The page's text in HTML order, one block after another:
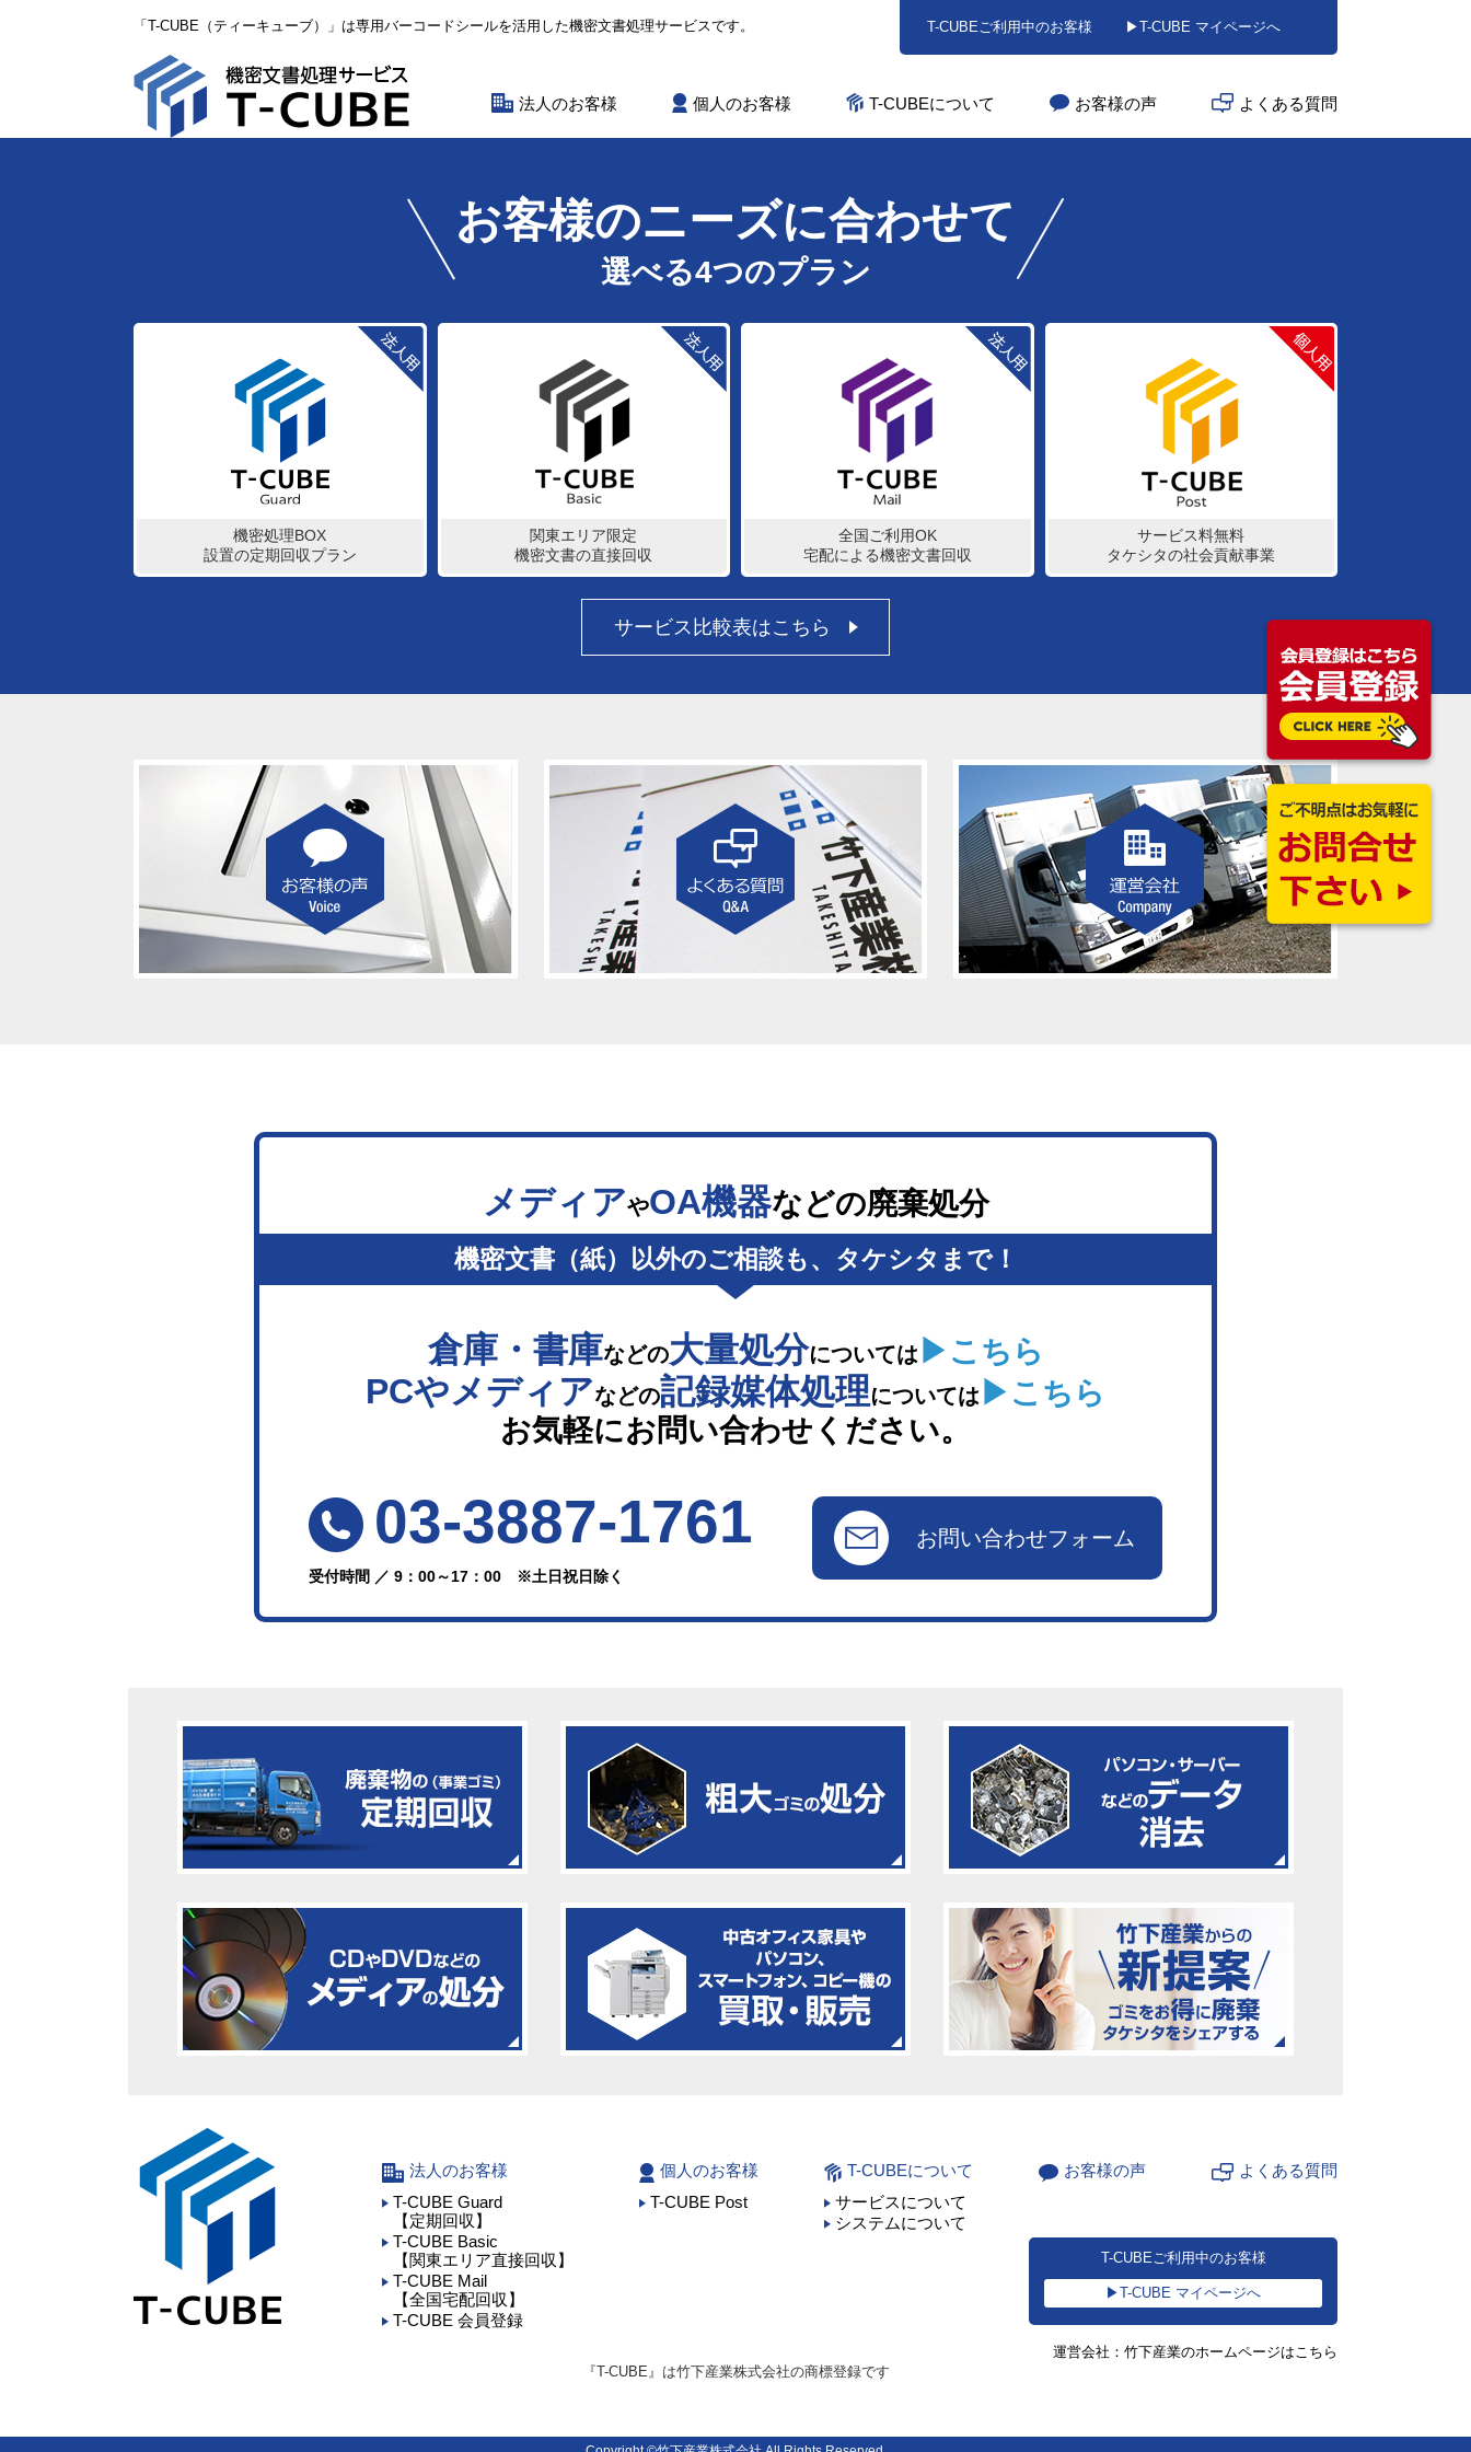
「T-CUBE（ティーキューブ）」は専用バーコードシールを活用した機密文書処理サービスです。 T-CUBEご利用中のお客様 ▶T-CUBE マイページへ
法人のお客様 個人のお客様 T-CUBEについて お客様の声 よくある質問
お客様のニーズに合わせて
選べる4つのプラン
機密処理BOX
設置の定期回収プラン
関東エリア限定
機密文書の直接回収
全国ご利用OK
宅配による機密文書回収
サービス料無料
タケシタの社会貢献事業
サービス比較表はこちら
メディアやOA機器などの廃棄処分
機密文書（紙）以外のご相談も、タケシタまで！
倉庫・書庫などの大量処分については ▶こちら
PCやメディアなどの記録媒体処理については ▶こちら
お気軽にお問い合わせください。
03-3887-1761
受付時間 ／ 9：00～17：00 ※土日祝日除く
お問い合わせフォーム
法人のお客様
T-CUBE Guard
【定期回収】
T-CUBE Basic
【関東エリア直接回収】
T-CUBE Mail
【全国宅配回収】
T-CUBE 会員登録
個人のお客様
T-CUBE Post
T-CUBEについて
サービスについて
システムについて
お客様の声 よくある質問
T-CUBEご利用中のお客様
▶T-CUBE マイページへ
運営会社：竹下産業のホームページはこちら
『T-CUBE』は竹下産業株式会社の商標登録です